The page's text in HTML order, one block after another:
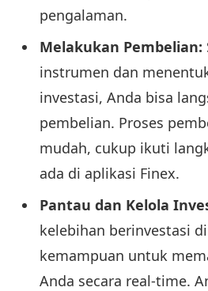
pengalaman.
Melakukan Pembelian:
instrumen dan
investasi, Anda bisa
pembelian. Proses
mudah, cukup ikuti
ada di aplikasi Finex.
Pantau dan Kelola
kelebihan berinvestasi
kemampuan untuk
Anda secara real-time.